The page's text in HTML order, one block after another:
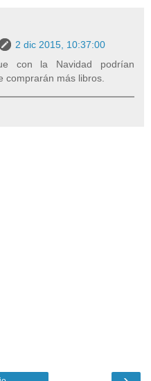
2 dic 2015, 10:37:00
con la Navidad podrían
comprarán más libros.